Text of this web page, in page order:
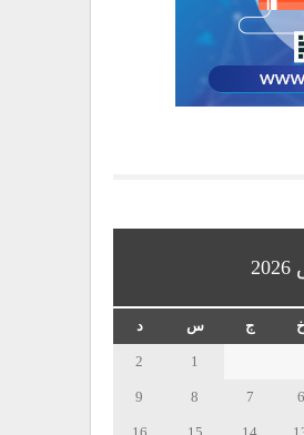
خ ج س د
1
2
6
7
8
9